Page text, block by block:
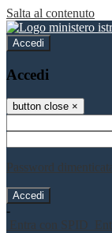
Salta al contenuto
Accedi
Accedi
button close ×
Password
-
Entra con SPID